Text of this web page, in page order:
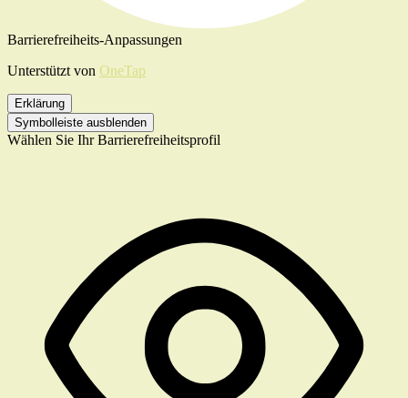
Barrierefreiheits-Anpassungen
Unterstützt von OneTap
Erklärung
Symbolleiste ausblenden
Wählen Sie Ihr Barrierefreiheitsprofil